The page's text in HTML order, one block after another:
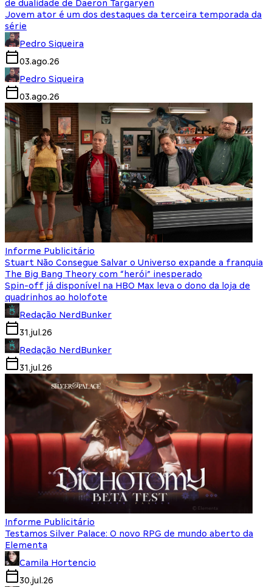
de dualidade de Daeron Targaryen
Jovem ator é um dos destaques da terceira temporada da
série
Pedro Siqueira
03.ago.26
Pedro Siqueira
03.ago.26
Informe Publicitário
Stuart Não Consegue Salvar o Universo expande a franquia
The Big Bang Theory com “herói” inesperado
Spin-off já disponível na HBO Max leva o dono da loja de
quadrinhos ao holofote
Redação NerdBunker
31.jul.26
Redação NerdBunker
31.jul.26
Informe Publicitário
Testamos Silver Palace: O novo RPG de mundo aberto da
Elementa
Camila Hortencio
30.jul.26